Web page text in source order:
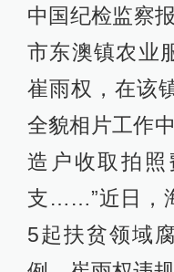
中国纪检监察
市东澳镇农业
崔雨权，在该
全貌相片工作
造户收取拍照
支……”近日，
5起扶贫领域